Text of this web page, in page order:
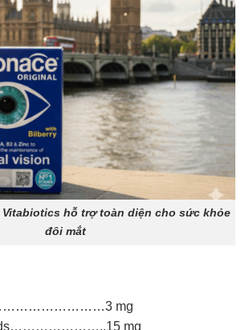
Vitabiotics hỗ trợ toàn diện cho sức khỏe
đôi mắt
mg
mg